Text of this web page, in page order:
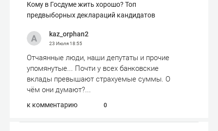
Кому в Госдуме жить хорошо? Топ
предвыборных деклараций кандидатов
kaz_orphan2
23 Июля18:55
Отчаянные люди, наши депутаты и прочие
упомянутые... Почти у всех банковские
вклады превышают страхуемые суммы. О
чём они думают?...
к комментарию 0